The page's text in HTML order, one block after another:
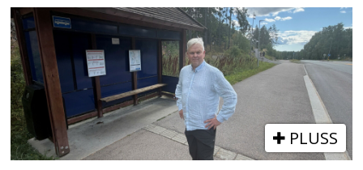
PLUSS